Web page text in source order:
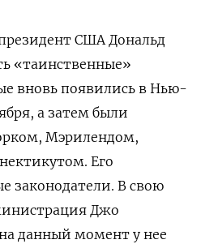
США Дональд
«таинственные»
вновь появились в Нью-
а затем были
Мэрилендом,
Его
законодатели. В свою
Джо
данный момент у нее